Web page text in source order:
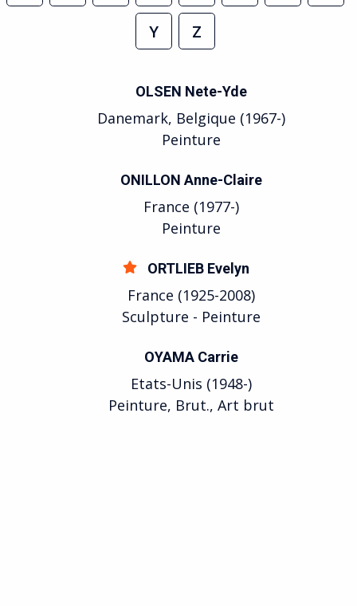
Y
Z
OLSEN Nete-Yde
Danemark, Belgique (1967-)
Peinture
ONILLON Anne-Claire
France (1977-)
Peinture
ORTLIEB Evelyn
France (1925-2008)
Sculpture - Peinture
OYAMA Carrie
Etats-Unis (1948-)
Peinture, Brut., Art brut